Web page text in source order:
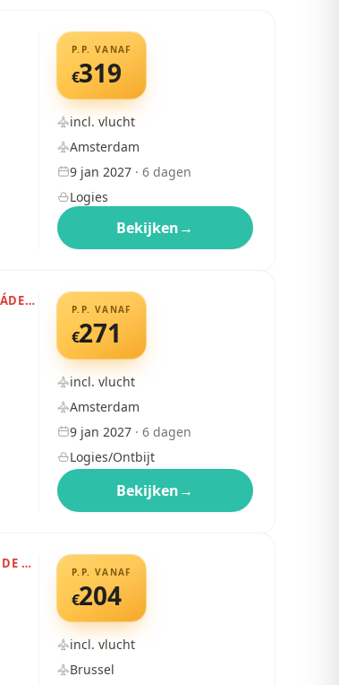
P.P. VANAF
€319
incl. vlucht
Amsterdam
9 jan 2027· 6dagen
Logies
Bekijken→
SPANJE › COSTA DEL SOL › BENALMÁDENA
P.P. VANAF
€271
incl. vlucht
Amsterdam
9 jan 2027· 6dagen
Logies/Ontbijt
Bekijken→
SPANJE › COSTA DEL SOL › RINCÓN DE LA VICTORIA
P.P. VANAF
€204
incl. vlucht
Brussel